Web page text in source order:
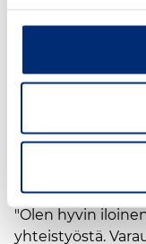
Pohjoismaiden
allekirjoittivat
yhteistoimintaa
puolivälissä.
"Olen hyvin
yhteistyöstä.